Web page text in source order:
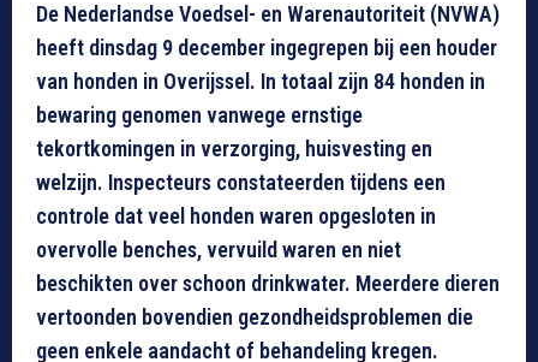
De Nederlandse Voedsel- en Warenautoriteit (NVWA)
heeft dinsdag 9 december ingegrepen bij een houder
van honden in Overijssel. In totaal zijn 84 honden in
bewaring genomen vanwege ernstige
tekortkomingen in verzorging, huisvesting en
welzijn. Inspecteurs constateerden tijdens een
controle dat veel honden waren opgesloten in
overvolle benches, vervuild waren en niet
beschikten over schoon drinkwater. Meerdere dieren
vertoonden bovendien gezondheidsproblemen die
geen enkele aandacht of behandeling kregen.